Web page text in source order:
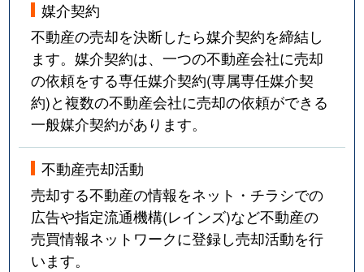
媒介契約
不動産の売却を決断したら媒介契約を締結し
ます。媒介契約は、一つの不動産会社に売却
の依頼をする専任媒介契約(専属専任媒介契
約)と複数の不動産会社に売却の依頼ができる
一般媒介契約があります。
不動産売却活動
売却する不動産の情報をネット・チラシでの
広告や指定流通機構(レインズ)など不動産の
売買情報ネットワークに登録し売却活動を行
います。